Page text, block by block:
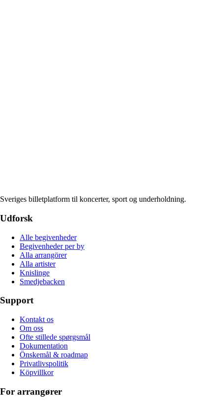
Sveriges billetplatform til koncerter, sport og underholdning.
Udforsk
Alle begivenheder
Begivenheder per by
Alla arrangörer
Alla artister
Knislinge
Smedjebacken
Support
Kontakt os
Om oss
Ofte stillede spørgsmål
Dokumentation
Önskemål & roadmap
Privatlivspolitik
Köpvillkor
For arrangører